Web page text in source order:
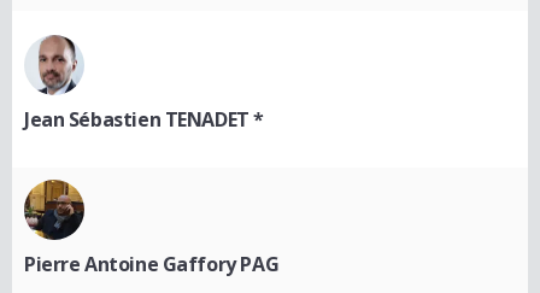
Jean Sébastien TENADET *
Pierre Antoine Gaffory PAG